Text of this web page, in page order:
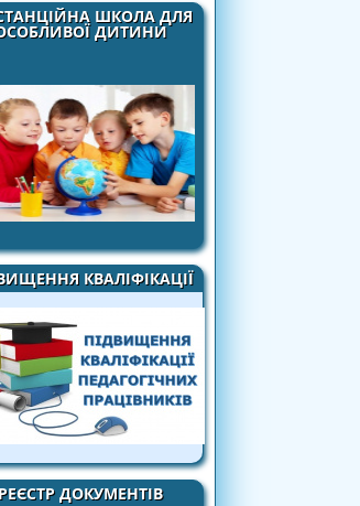
ШКОЛА ДЛЯ
ДИТИНИ
КВАЛІФІКАЦІЇ
РЕЄСТР ДОКУМЕНТІВ